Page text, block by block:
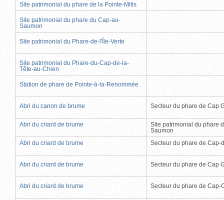
Site patrimonial du phare de la Pointe-Mitis
Site patrimonial du phare du Cap-au-
Saumon
Site patrimonial du Phare-de-l'Île-Verte
Site patrimonial du Phare-du-Cap-de-la-
Tête-au-Chien
Station de phare de Pointe-à-la-Renommée
Abri du canon de brume Secteur du phare de Cap
Abri du criard de brume
Site patrimonial du phare
Saumon
Abri du criard de brume
Secteur du phare de Cap-
Abri du criard de brume Secteur du phare de Cap
Abri du criard de brume Secteur du phare de Cap-